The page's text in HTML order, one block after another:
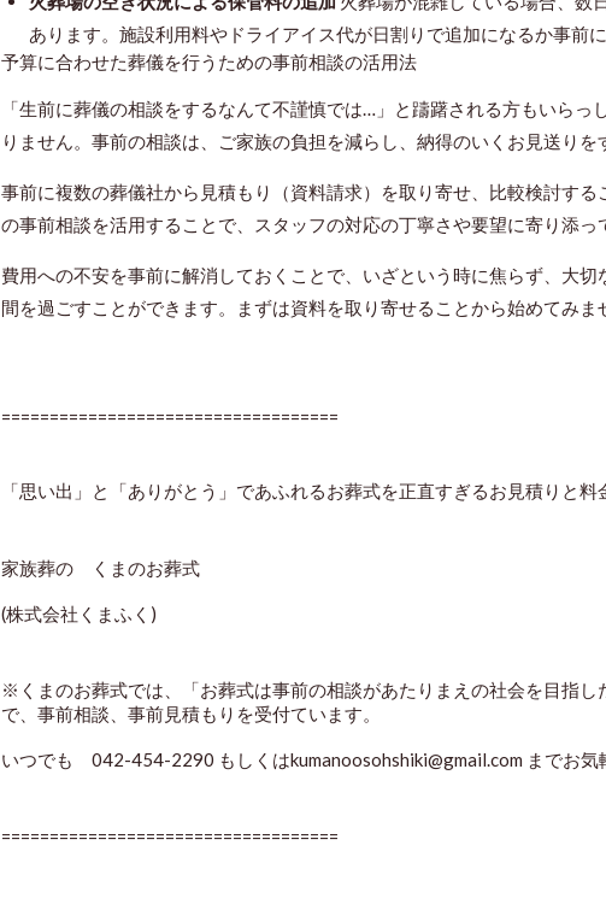
あります。施設利用料やドライアイス代が日割りで追加になるか事前
予算に合わせた葬儀を行うための事前相談の活用法
「生前に葬儀の相談をするなんて不謹慎では…」と躊躇される方もいらっ
りません。事前の相談は、ご家族の負担を減らし、納得のいくお見送りを
事前に複数の葬儀社から見積もり（資料請求）を取り寄せ、比較検討す
の事前相談を活用することで、スタッフの対応の丁寧さや要望に寄り添っ
費用への不安を事前に解消しておくことで、いざという時に焦らず、大
間を過ごすことができます。まずは資料を取り寄せることから始めてみま
===================================
「思い出」と「ありがとう」であふれるお葬式を正直すぎるお見積りと料
家族葬の　くまのお葬式
(株式会社くまふく)
※くまのお葬式では、「お葬式は事前の相談があたりまえの社会を目指
で、事前相談、事前見積もりを受付ています。
いつでも　042-454-2290 もしくはkumanoosohshiki@gmail.com までお気
===================================